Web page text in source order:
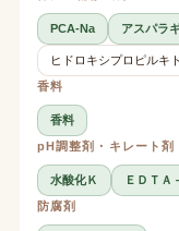
PCA-Na アスパラ
ヒドロキシプロピルキ
香料
香料
pH調整剤・キレート剤
水酸化Ｋ
ＥＤＴＡ
防腐剤